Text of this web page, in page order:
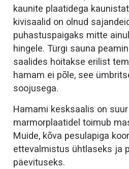
kaunite plaatidega
kivisaalid on olnud
puhastuspaigaks mitte
hingele. Türgi sauna
saalides hoitakse erilist
hamam ei põle, see
soojusega.
Hamami kesksaalis on
marmorplaatidel toimub
Muide, kõva pesulapiga
ettevalmistus ühtlaseks ja
päevituseks.